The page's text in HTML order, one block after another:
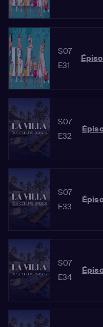
S07
E31
S07
E32
S07
E33
S07
E34